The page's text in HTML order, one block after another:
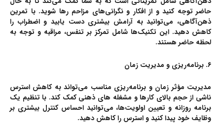
حاضر توجه کنید و از افکار و نگرانی‌های مزاحم رها شوید. با تمرین
ذهن‌آگاهی، می‌توانید به آرامش بیشتری دست یابید و اضطراب را
کاهش دهید. این تکنیک‌ها شامل تمرکز بر تنفس، مراقبه و توجه به
لحظه حاضر هستند.
6. برنامه‌ریزی و مدیریت زمان
مدیریت مؤثر زمان و برنامه‌ریزی مناسب می‌تواند به کاهش استرس
ناشی از حجم بالای کارها و مشغله های ذهنی کمک کند. با تنظیم یک
برنامه روزانه و تعیین اولویت‌ها، می‌توانید احساس کنترل بیشتری بر
وظایف خود پیدا کنید و استرس را کاهش دهید.